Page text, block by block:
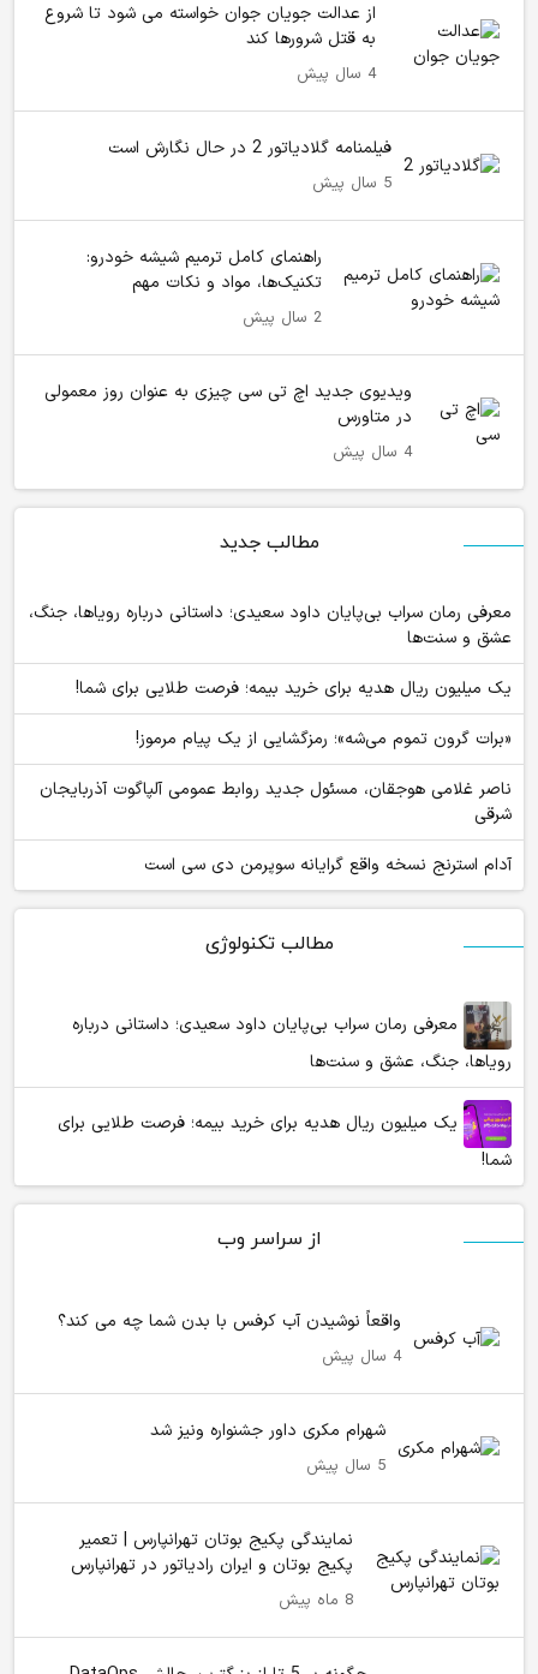
مطالب تکنولوژی
معرفی رمان سراب بی‌پایان داود سعیدی؛ داستانی درباره
رویاها، جنگ، عشق و سنت‌ها
یک میلیون ریال هدیه برای خرید بیمه؛ فرصت طلایی برای
شما!
از سراسر وب
واقعاً نوشیدن آب کرفس با بدن شما چه می کند؟
4 سال پیش
شهرام مکری داور جشنواره ونیز شد
5 سال پیش
نمایندگی پکیج بوتان تهرانپارس | تعمیر
پکیج بوتان و ایران رادیاتور در تهرانپارس
8 ماه پیش
از عدالت جویان جوان خواسته می شود تا شروع
به قتل شرورها کند
4 سال پیش
فیلمنامه گلادیاتور 2 در حال نگارش است
5 سال پیش
راهنمای کامل ترمیم شیشه خودرو:
تکنیک‌ها، مواد و نکات مهم
2 سال پیش
ویدیوی جدید اچ تی سی چیزی به عنوان روز معمولی
در متاورس
4 سال پیش
مطالب جدید
معرفی رمان سراب بی‌پایان داود سعیدی؛ داستانی درباره رویاها، جنگ،
عشق و سنت‌ها
یک میلیون ریال هدیه برای خرید بیمه؛ فرصت طلایی برای شما!
«برات گرون تموم می‌شه»؛ رمزگشایی از یک پیام مرموز!
ناصر غلامی هوجقان، مسئول جدید روابط عمومی آلپاگوت آذربایجان
شرقی
آدام استرنج نسخه واقع گرایانه سوپرمن دی سی است